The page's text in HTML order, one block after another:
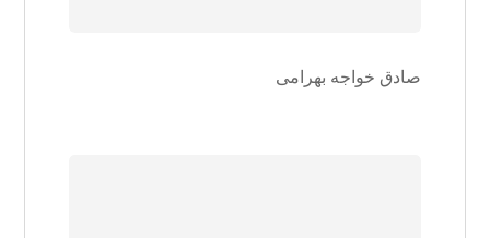
صادق خواجه بهرامی